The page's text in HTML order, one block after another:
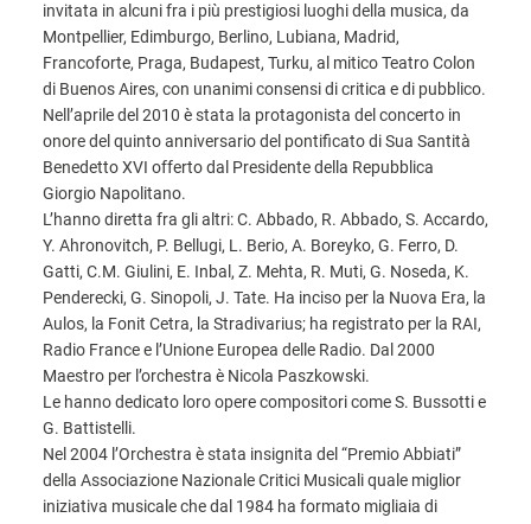
invitata in alcuni fra i più prestigiosi luoghi della musica, da
Montpellier, Edimburgo, Berlino, Lubiana, Madrid,
Francoforte, Praga, Budapest, Turku, al mitico Teatro Colon
di Buenos Aires, con unanimi consensi di critica e di pubblico.
Nell’aprile del 2010 è stata la protagonista del concerto in
onore del quinto anniversario del pontificato di Sua Santità
Benedetto XVI offerto dal Presidente della Repubblica
Giorgio Napolitano.
L’hanno diretta fra gli altri: C. Abbado, R. Abbado, S. Accardo,
Y. Ahronovitch, P. Bellugi, L. Berio, A. Boreyko, G. Ferro, D.
Gatti, C.M. Giulini, E. Inbal, Z. Mehta, R. Muti, G. Noseda, K.
Penderecki, G. Sinopoli, J. Tate. Ha inciso per la Nuova Era, la
Aulos, la Fonit Cetra, la Stradivarius; ha registrato per la RAI,
Radio France e l’Unione Europea delle Radio. Dal 2000
Maestro per l’orchestra è Nicola Paszkowski.
Le hanno dedicato loro opere compositori come S. Bussotti e
G. Battistelli.
Nel 2004 l’Orchestra è stata insignita del “Premio Abbiati”
della Associazione Nazionale Critici Musicali quale miglior
iniziativa musicale che dal 1984 ha formato migliaia di